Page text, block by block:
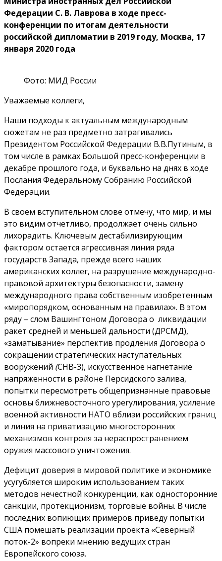
Федерации С. В. Лаврова в ходе пресс-
конференции по итогам деятельности
российской дипломатии в 2019 году, Москва, 17
января 2020 года
Фото: МИД России
Уважаемые коллеги,
Наши подходы к актуальным международным
сюжетам не раз предметно затрагивались
Президентом Российской Федерации В.В.Путиным, в
том числе в рамках Большой пресс-конференции в
декабре прошлого года, и буквально на днях в ходе
Послания Федеральному Собранию Российской
Федерации.
В своем вступительном слове отмечу, что мир, и мы
это видим отчетливо, продолжает очень сильно
лихорадить. Ключевым дестабилизирующим
фактором остается агрессивная линия ряда
государств Запада, прежде всего наших
американских коллег, на разрушение международно-
правовой архитектуры безопасности, замену
международного права собственным изобретенным
«миропорядком, основанным на правилах». В этом
ряду – слом Вашингтоном Договора о ликвидации
ракет средней и меньшей дальности (ДРСМД),
«заматывание» перспектив продления Договора о
сокращении стратегических наступательных
вооружений (СНВ-3), искусственное нагнетание
напряженности в районе Персидского залива,
попытки пересмотреть общепризнанные правовые
основы ближневосточного урегулирования, усиление
военной активности НАТО вблизи российских границ
и линия на приватизацию многосторонних
механизмов контроля за нераспространением
оружия массового уничтожения.
Дефицит доверия в мировой политике и экономике
усугубляется широким использованием таких
методов нечестной конкуренции, как односторонние
санкции, протекционизм, торговые войны. В числе
последних вопиющих примеров приведу попытки
США помешать реализации проекта «Северный
поток-2» вопреки мнению ведущих стран
Европейского союза.